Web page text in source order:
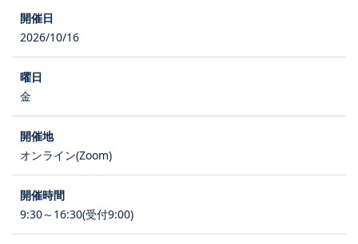
2026/10/16
金
オンライン(Zoom)
9:30～16:30(受付9:00)